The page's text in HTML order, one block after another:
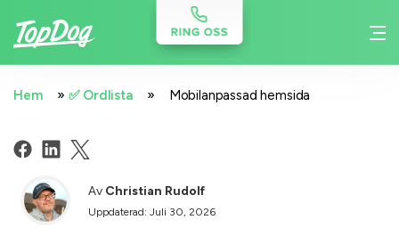
Hem » ✅ Ordlista » Mobilanpassad hemsida
Av Christian Rudolf
Uppdaterad: Juli 30, 2026